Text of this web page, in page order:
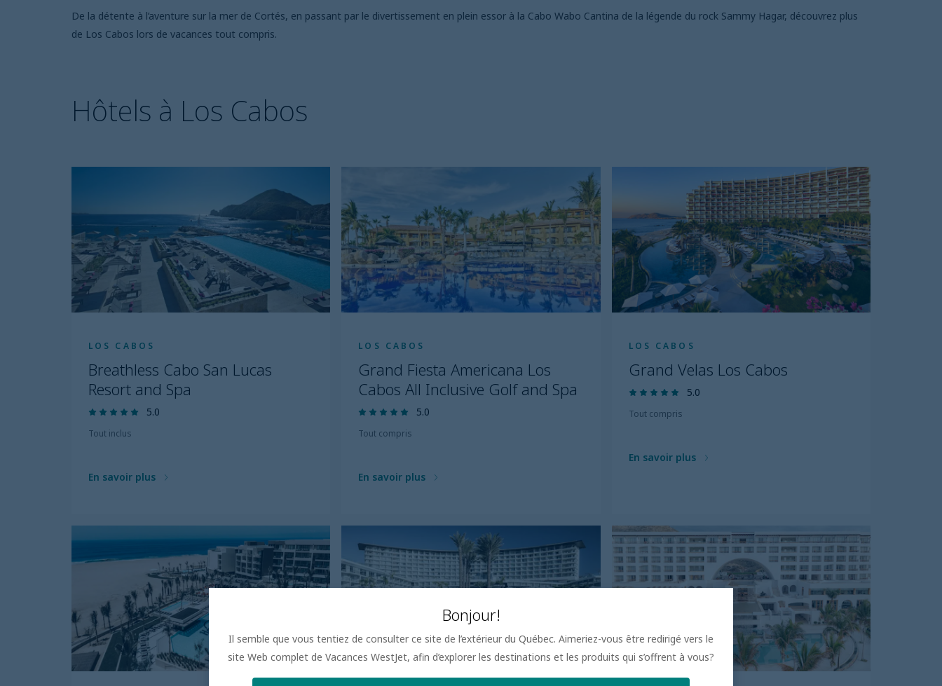
De la détente à l’aventure sur la mer de Cortés, en passant par le divertissement en plein essor à la Cabo Wabo Cantina de la légende du rock Sammy Hagar, découvrez plus
de Los Cabos lors de vacances tout compris.
Hôtels à Los Cabos
LOS CABOS
Breathless Cabo San Lucas
Resort and Spa
5.0
Tout inclus
En savoir plus
LOS CABOS
Grand Fiesta Americana Los
Cabos All Inclusive Golf and Spa
5.0
Tout compris
En savoir plus
LOS CABOS
Grand Velas Los Cabos
5.0
Tout compris
En savoir plus
Bonjour!
Il semble que vous tentiez de consulter ce site de l’extérieur du Québec. Aimeriez-vous être redirigé vers le
site Web complet de Vacances WestJet, afin d’explorer les destinations et les produits qui s’offrent à vous?